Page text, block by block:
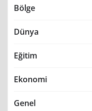
Bölge
Dünya
Eğitim
Ekonomi
Genel